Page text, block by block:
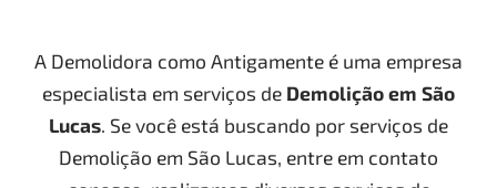
A Demolidora como Antigamente é uma empresa
especialista em serviços de Demoliçãoem São
Lucas. Se você está buscando por serviços de
Demolição em São Lucas, entre em contato